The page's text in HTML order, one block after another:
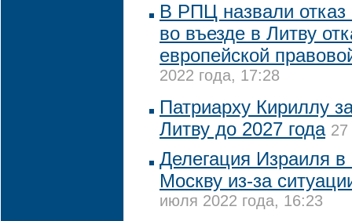
В РПЦ назвали отказ
во въезде в Литву
европейской
2022 года, 17:28
Патриарху Кириллу
Литву до 2027 года
Делегация Израиля в
Москву из-за
июля 2022 года, 16:23